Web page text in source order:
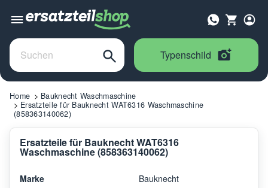
Typenschild
Home
Bauknecht Waschmaschine
Ersatzteile für Bauknecht WAT6316 Waschmaschine
(858363140062)
Ersatzteile für Bauknecht WAT6316
Waschmaschine (858363140062)
Marke Bauknecht